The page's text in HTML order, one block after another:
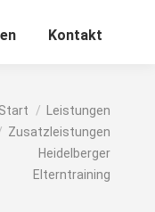
window
in
Kontakt
sich hier:
Start
Leistungen
Zusatzleistungen
Heidelberger
Elterntraining